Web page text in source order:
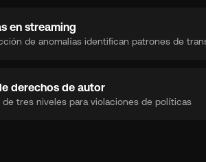
en streaming
de anomalías identifican patrones de
derechos de autor
tres niveles para violaciones de políticas